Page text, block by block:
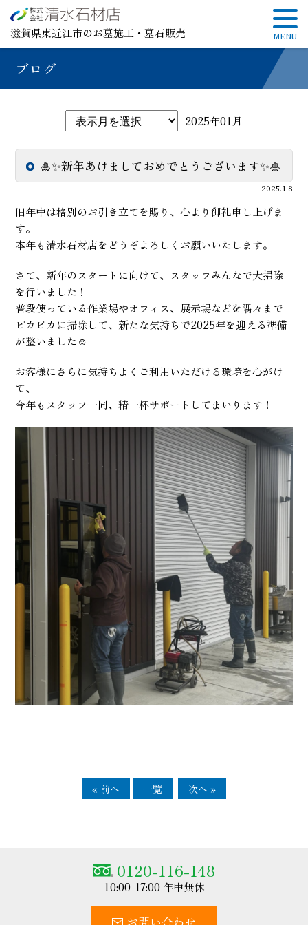
滋賀県東近江市のお墓施工・墓石販売
ブログ
2025年01月
🎍✨新年あけましておめでとうございます✨🎍
2025.1.8
旧年中は格別のお引き立てを賜り、心より御礼申し上げま
す。
本年も清水石材店をどうぞよろしくお願いいたします。
さて、新年のスタートに向けて、スタッフみんなで大掃除
を行いました！
普段使っている作業場やオフィス、展示場などを隅々まで
ピカピカに掃除して、新たな気持ちで2025年を迎える準備
が整いました☺️
お客様にさらに気持ちよくご利用いただける環境を心がけ
て、
今年もスタッフ一同、精一杯サポートしてまいります！
« 前へ 一覧 次へ »
0120-116-148
10:00-17:00 年中無休